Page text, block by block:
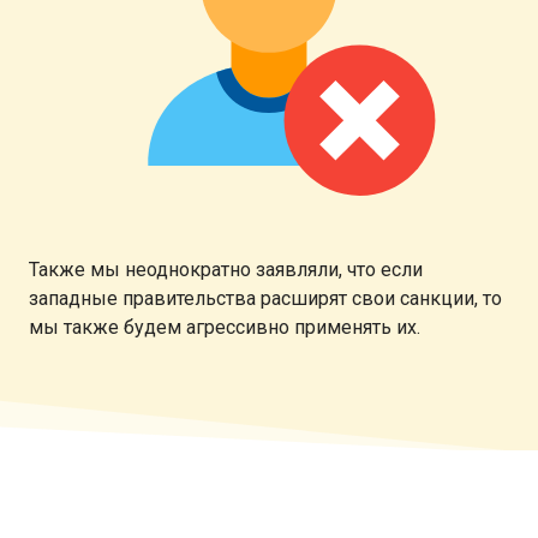
Также мы неоднократно заявляли, что если
западные правительства расширят свои санкции, то
мы также будем агрессивно применять их.